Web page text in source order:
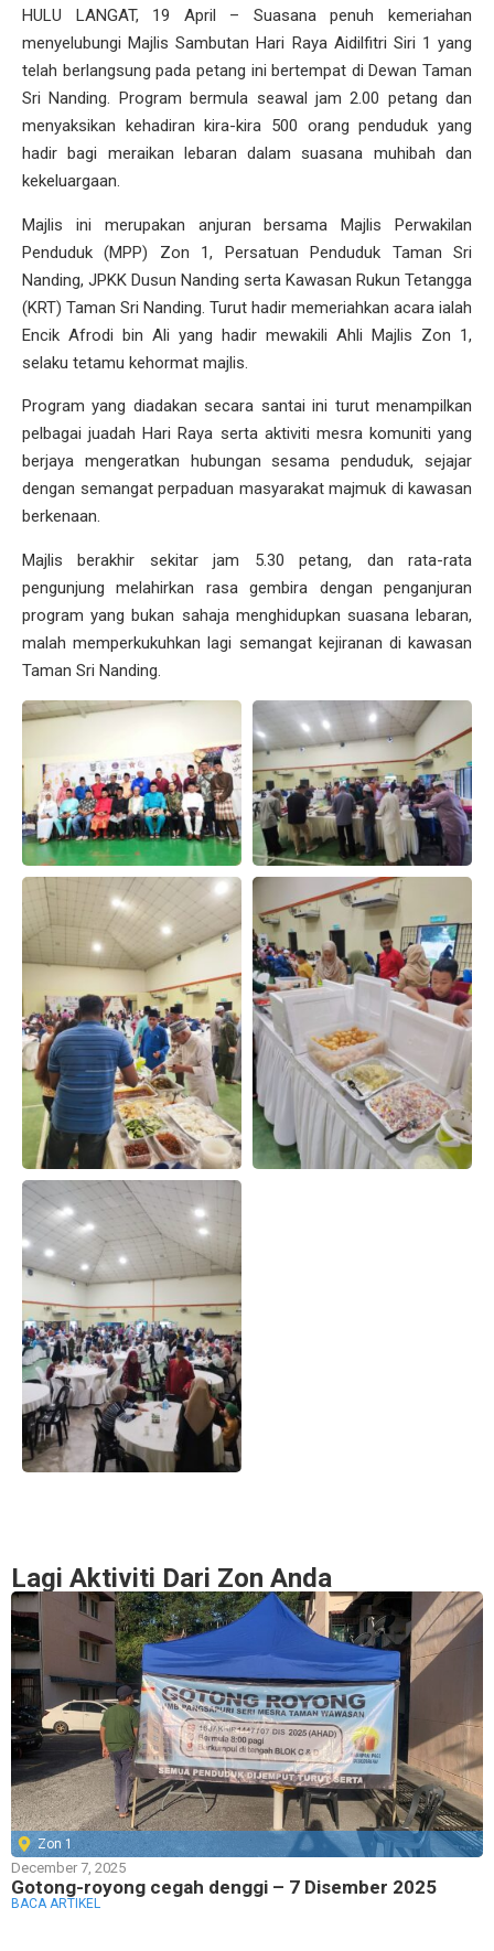
HULU LANGAT, 19 April – Suasana penuh kemeriahan
menyelubungi Majlis Sambutan Hari Raya Aidilfitri Siri 1 yang
telah berlangsung pada petang ini bertempat di Dewan Taman
Sri Nanding. Program bermula seawal jam 2.00 petang dan
menyaksikan kehadiran kira-kira 500 orang penduduk yang
hadir bagi meraikan lebaran dalam suasana muhibah dan
kekeluargaan.
Majlis ini merupakan anjuran bersama Majlis Perwakilan
Penduduk (MPP) Zon 1, Persatuan Penduduk Taman Sri
Nanding, JPKK Dusun Nanding serta Kawasan Rukun Tetangga
(KRT) Taman Sri Nanding. Turut hadir memeriahkan acara ialah
Encik Afrodi bin Ali yang hadir mewakili Ahli Majlis Zon 1,
selaku tetamu kehormat majlis.
Program yang diadakan secara santai ini turut menampilkan
pelbagai juadah Hari Raya serta aktiviti mesra komuniti yang
berjaya mengeratkan hubungan sesama penduduk, sejajar
dengan semangat perpaduan masyarakat majmuk di kawasan
berkenaan.
Majlis berakhir sekitar jam 5.30 petang, dan rata-rata
pengunjung melahirkan rasa gembira dengan penganjuran
program yang bukan sahaja menghidupkan suasana lebaran,
malah memperkukuhkan lagi semangat kejiranan di kawasan
Taman Sri Nanding.
Lagi Aktiviti Dari Zon Anda
Zon 1
December 7, 2025
Gotong-royong cegah denggi – 7 Disember 2025
BACA ARTIKEL